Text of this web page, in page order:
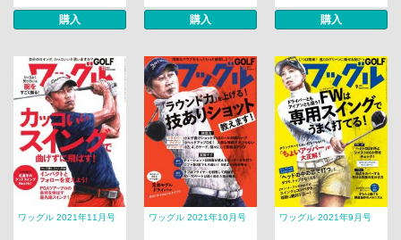
購入 購入 購入
ワッグル 2021年11月号 ワッグル 2021年10月号 ワッグル 2021年9月号